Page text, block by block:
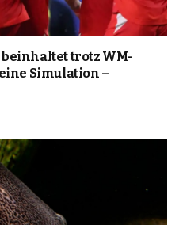
beinhaltet trotz WM-
Simulation –